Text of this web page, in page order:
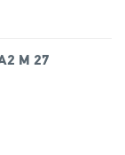
M 27